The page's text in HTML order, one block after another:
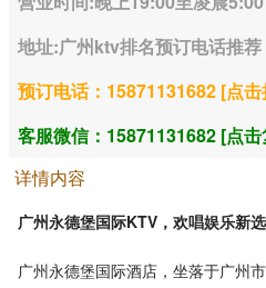
地址:广州ktv排名预订电话推荐
预订电话：15871131682 [点
客服微信：15871131682 [点
详情内容
广州永德堡国际KTV，欢唱娱乐新
广州永德堡国际酒店，坐落于广州